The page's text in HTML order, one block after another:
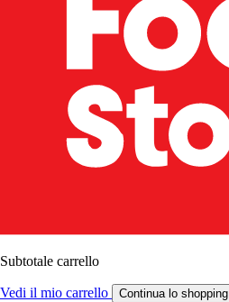
Subtotale carrello
Vedi il mio carrello Continua lo shopping